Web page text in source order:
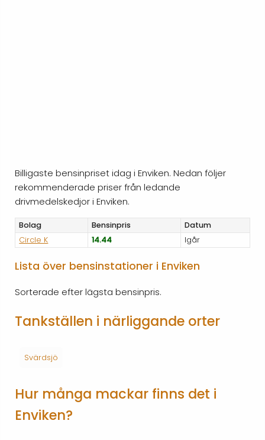
Billigaste bensinpriset idag i Enviken. Nedan följer
rekommenderade priser från ledande
drivmedelskedjor i Enviken.
Bolag Bensinpris
Datum
Circle K
14.44 Igår
Lista över bensinstationer i Enviken
Sorterade efter lägsta bensinpris.
Tankställen i närliggande orter
Svärdsjö
Hur många mackar finns det i
Enviken?